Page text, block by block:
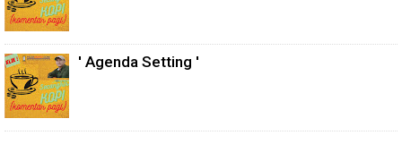
' Agenda Setting '